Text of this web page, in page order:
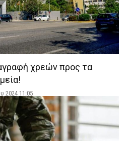
χρεών προς τα
2024 11:05